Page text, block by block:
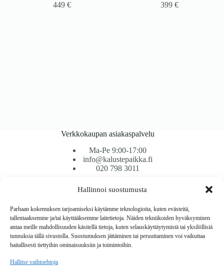
Hallinnoi suostumusta
Parhaan kokemuksen tarjoamiseksi käytämme teknologioita, kuten evästeitä,
tallentaaksemme ja/tai käyttääksemme laitetietoja. Näiden tekniikoiden hyväksyminen
antaa meille mahdollisuuden käsitellä tietoja, kuten selauskäyttäytymistä tai yksilöllisiä
tunnuksia tällä sivustolla. Suostumuksen jättäminen tai peruuttaminen voi vaikuttaa
haitallisesti tiettyihin ominaisuuksiin ja toimintoihin.
Hallitse vaihtoehtoja
449€
399€
Verkkokaupan asiakaspalvelu
Ma-Pe 9:00-17:00
info@kalustepaikka.fi
020 798 3011
Tavarantoimitus / Maksutavat
Toimitustavat
Maksutavat
Vaihto ja palautus
Reklamaatiot